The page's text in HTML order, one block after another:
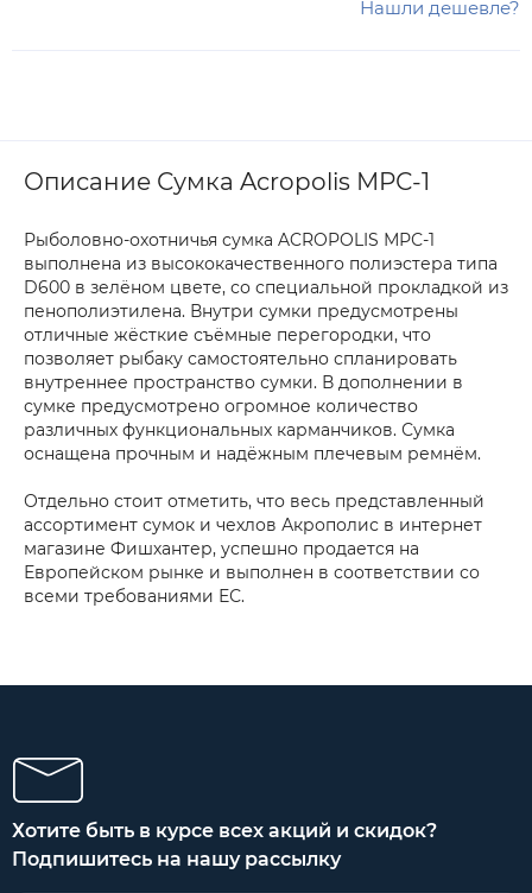
Нашли дешевле?
Описание Сумка Acropolis МРС-1
Рыболовно-охотничья сумка ACROPOLIS МРС-1
выполнена из высококачественного полиэстера типа
D600 в зелёном цвете, со специальной прокладкой из
пенополиэтилена. Внутри сумки предусмотрены
отличные жёсткие съёмные перегородки, что
позволяет рыбаку самостоятельно спланировать
внутреннее пространство сумки. В дополнении в
сумке предусмотрено огромное количество
различных функциональных карманчиков. Сумка
оснащена прочным и надёжным плечевым ремнём.
Отдельно стоит отметить, что весь представленный
ассортимент сумок и чехлов Акрополис в интернет
магазине Фишхантер, успешно продается на
Европейском рынке и выполнен в соответствии со
всеми требованиями ЕС.
Хотите быть в курсе всех акций и скидок?
Подпишитесь на нашу рассылку